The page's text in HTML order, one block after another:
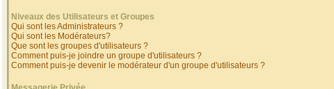
Niveaux des Utilisateurs et Groupes
Qui sont les Administrateurs ?
Qui sont les Modérateurs?
Que sont les groupes d'utilisateurs ?
Comment puis-je joindre un groupe d'utilisateurs ?
Comment puis-je devenir le modérateur d'un groupe d'utilisateurs ?